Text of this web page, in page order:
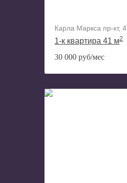
Карла Маркса пр-кт,
1-к квартира 41 м2
30 000 руб/мес